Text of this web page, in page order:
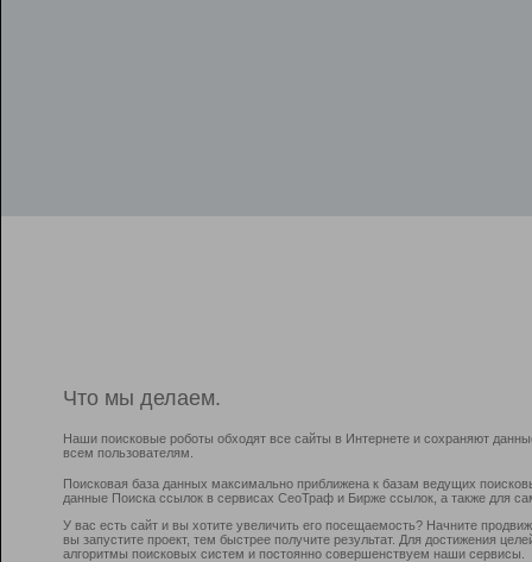
Что мы делаем.
Наши поисковые роботы обходят все сайты в Интернете и сохраняют
всем пользователям.
Поисковая база данных максимально приближена к базам ведущих
данные Поиска ссылок в сервисах СеоТраф и Бирже ссылок, а также для
У вас есть сайт и вы хотите увеличить его посещаемость? Начните
вы запустите проект, тем быстрее получите результат. Для достижения
алгоритмы поисковых систем и постоянно совершенствуем наши сервисы.